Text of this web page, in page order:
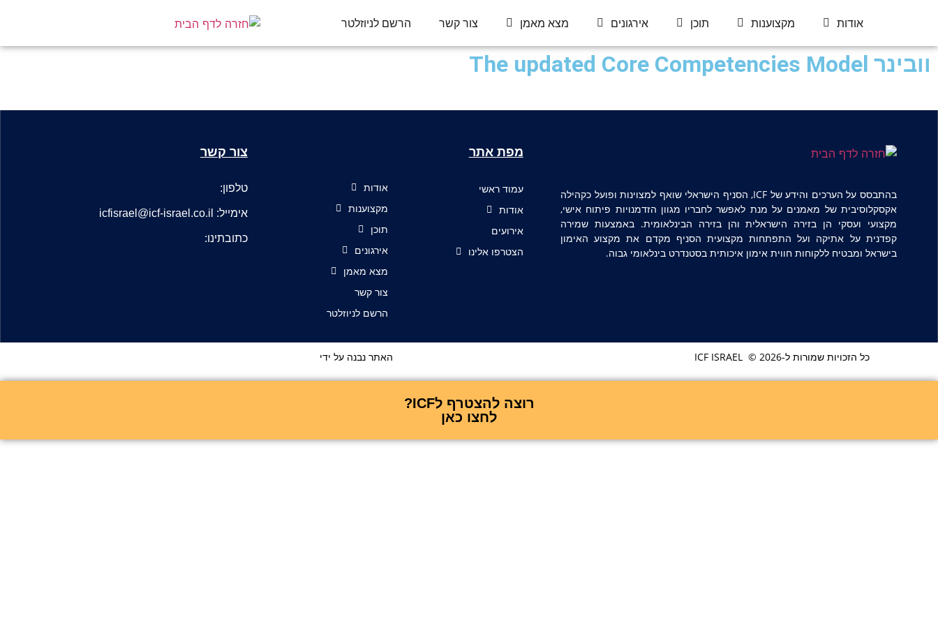
אודות מקצוענות תוכן אירגונים מצא מאמן צור קשר הרשם לניוזלטר
וובינר The updated Core Competencies Model
בהתבסס על הערכים והידע של ICF, הסניף הישראלי שואף למצוינות ופועל כקהילה
אקסקלוסיבית של מאמנים על מנת לאפשר לחבריו מגוון הזדמנויות פיתוח אישי,
מקצועי ועסקי הן בזירה הישראלית והן בזירה הבינלאומית. באמצעות שמירה
קפדנית על אתיקה ועל התפתחות מקצועית הסניף מקדם את מקצוע האימון
בישראל ומבטיח ללקוחות חווית אימון איכותית בסטנדרט בינלאומי גבוה.
מפת אתר
עמוד ראשי
אודות
אירועים
הצטרפו אלינו
אודות
מקצוענות
תוכן
אירגונים
מצא מאמן
צור קשר
הרשם לניוזלטר
צור קשר
טלפון:
אימייל: icfisrael@icf-israel.co.il
כתובתינו:
כל הזכויות שמורות ל-ICF ISRAEL © 2026 האתר נבנה על ידי
רוצה להצטרף לICF?
לחצו כאן